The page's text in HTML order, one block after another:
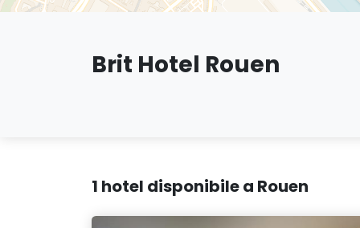
Brit Hotel Rouen
1 hotel disponibile a Rouen